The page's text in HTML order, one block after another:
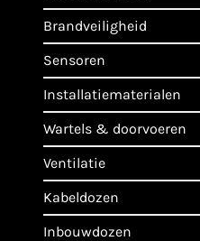
brandveiligheid
sensoren
installatiematerialen
wartels & doorvoeren
ventilatie
kabeldozen
inbouwdozen